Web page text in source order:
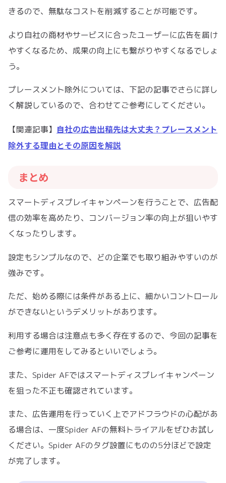
きるので、無駄なコストを削減することが可能です。
より自社の商材やサービスに合ったユーザーに広告を届け
やすくなるため、成果の向上にも繋がりやすくなるでしょ
う。
プレースメント除外については、下記の記事でさらに詳し
く解説しているので、合わせてご参考にしてください。
【関連記事】 自社の広告出稿先は大丈夫？プレースメント
除外する理由とその原因を解説
まとめ
スマートディスプレイキャンペーンを行うことで、広告配
信の効率を高めたり、コンバージョン率の向上が狙いやす
くなったりします。
設定もシンプルなので、どの企業でも取り組みやすいのが
強みです。
ただ、始める際には条件がある上に、細かいコントロール
ができないというデメリットがあります。
利用する場合は注意点も多く存在するので、今回の記事を
ご参考に運用をしてみるといいでしょう。
また、Spider AFではスマートディスプレイキャンペーン
を狙った不正も確認されています。
また、広告運用を行っていく上でアドフラウドの心配があ
る場合は、一度Spider AFの無料トライアルをぜひお試し
ください。Spider AFのタグ設置にものの5分ほどで設定
が完了します。